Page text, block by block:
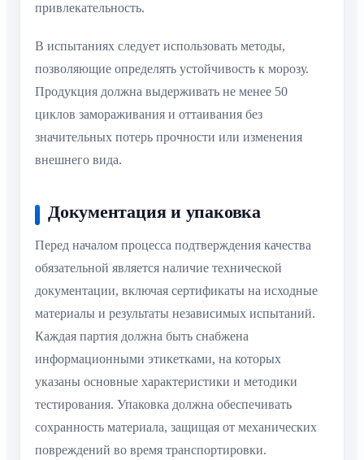
привлекательность.
В испытаниях следует использовать методы,
позволяющие определять устойчивость к морозу.
Продукция должна выдерживать не менее 50
циклов замораживания и оттаивания без
значительных потерь прочности или изменения
внешнего вида.
Документация и упаковка
Перед началом процесса подтверждения качества
обязательной является наличие технической
документации, включая сертификаты на исходные
материалы и результаты независимых испытаний.
Каждая партия должна быть снабжена
информационными этикетками, на которых
указаны основные характеристики и методики
тестирования. Упаковка должна обеспечивать
сохранность материала, защищая от механических
повреждений во время транспортировки.